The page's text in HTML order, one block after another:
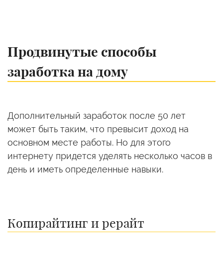
Продвинутые способы
заработка на дому
Дополнительный заработок после 50 лет
может быть таким, что превысит доход на
основном месте работы. Но для этого
интернету придется уделять несколько часов в
день и иметь определенные навыки.
Копирайтинг и рерайт